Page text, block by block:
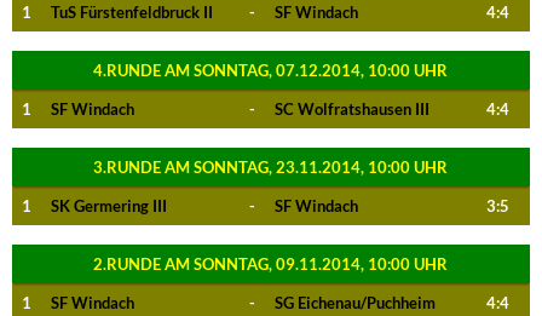
1
TuS Fürstenfeldbruck II - SF Windach 4:4
4.RUNDE AM SONNTAG, 07.12.2014, 10:00 UHR
1
SF Windach - SC Wolfratshausen III 4:4
3.RUNDE AM SONNTAG, 23.11.2014, 10:00 UHR
1
SK Germering III - SF Windach 3:5
2.RUNDE AM SONNTAG, 09.11.2014, 10:00 UHR
1
SF Windach - SG Eichenau/Puchheim 4:4